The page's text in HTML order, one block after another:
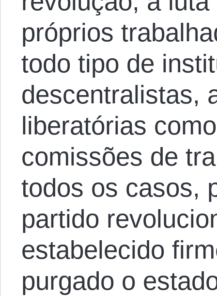
próprios
todo tipo de
descentralistas,
liberatórias
comissões de
todos os casos,
partido
estabelecido
purgado o